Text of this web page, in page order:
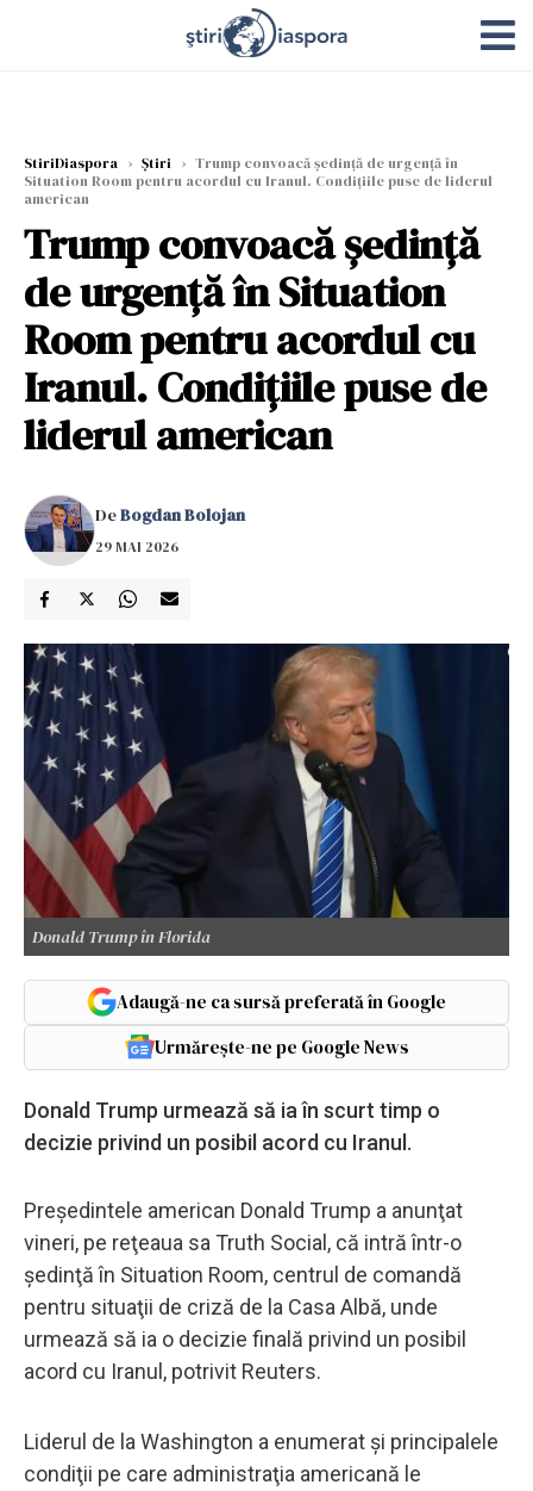
StiriDiaspora › Știri › Trump convoacă şedinţă de urgenţă în
Situation Room pentru acordul cu Iranul. Condiţiile puse de liderul
american
Trump convoacă şedinţă
de urgenţă în Situation
Room pentru acordul cu
Iranul. Condiţiile puse de
liderul american
DeBogdan Bolojan
29 MAI 2026
Donald Trump în Florida
Adaugă-ne ca sursă preferată în Google
Urmărește-ne pe Google News
Donald Trump urmează să ia în scurt timp o
decizie privind un posibil acord cu Iranul.
Preşedintele american Donald Trump a anunţat
vineri, pe reţeaua sa Truth Social, că intră într-o
şedinţă în Situation Room, centrul de comandă
pentru situaţii de criză de la Casa Albă, unde
urmează să ia o decizie finală privind un posibil
acord cu Iranul, potrivit Reuters.
Liderul de la Washington a enumerat şi principalele
condiţii pe care administraţia americană le